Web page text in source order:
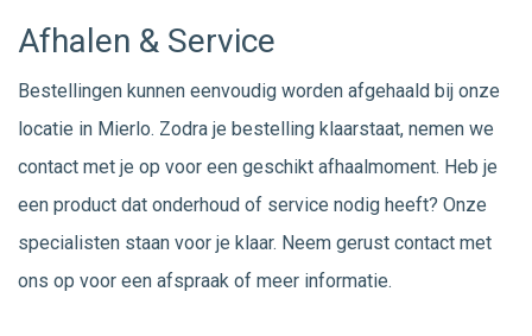
Afhalen & Service
Bestellingen kunnen eenvoudig worden afgehaald bij onze
locatie in Mierlo. Zodra je bestelling klaarstaat, nemen we
contact met je op voor een geschikt afhaalmoment. Heb je
een product dat onderhoud of service nodig heeft? Onze
specialisten staan voor je klaar. Neem gerust contact met
ons op voor een afspraak of meer informatie.